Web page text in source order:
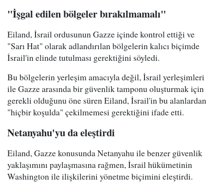
"İşgal edilen bölgeler bırakılmamalı"
Eiland, İsrail ordusunun Gazze içinde kontrol ettiği ve
"Sarı Hat" olarak adlandırılan bölgelerin kalıcı biçimde
İsrail'in elinde tutulması gerektiğini söyledi.
Bu bölgelerin yerleşim amacıyla değil, İsrail yerleşimleri
ile Gazze arasında bir güvenlik tamponu oluşturmak için
gerekli olduğunu öne süren Eiland, İsrail'in bu alanlardan
"hiçbir koşulda" çekilmemesi gerektiğini ifade etti.
Netanyahu'yu da eleştirdi
Eiland, Gazze konusunda Netanyahu ile benzer güvenlik
yaklaşımını paylaşmasına rağmen, İsrail hükümetinin
Washington ile ilişkilerini yönetme biçimini eleştirdi.